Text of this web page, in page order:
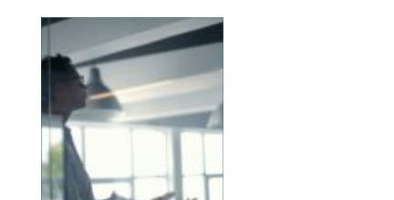
med en handenhet eller
app, ofta via gps och
mobilnät, så att
hundföra...